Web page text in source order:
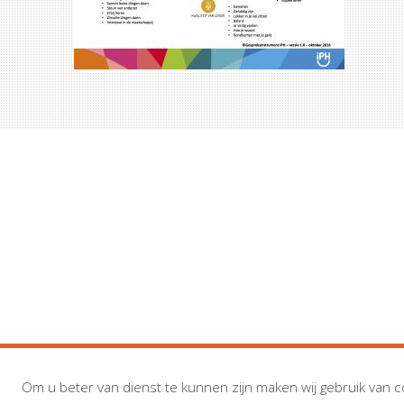
Om u beter van dienst te kunnen zijn maken wij gebruik van